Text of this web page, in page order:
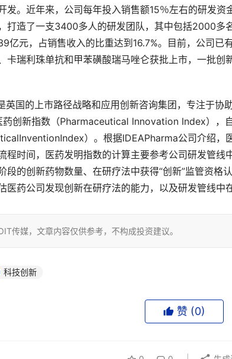
发。近年来，公司每年投入销售额15％左右的研发
打造了一支3400多人的研发团队，其中包括2000
亿元，占销售收入的比重达到16.7%。目前，公司已
卡瑞利珠单抗和甲苯磺酸瑞马唑仑获批上市，一批
英国的上市路径战略和应用创新咨询集团，专注于协
药创新指数（Pharmaceutical Innovation Index），
）。根据IDEAPharma公司介绍，
程时间，医药发明指数的计算主要参考公司研发管线
段的创新药物数量、在研疗法中获得“创新”监管资格
医药公司发现创新在研疗法的能力，以及研发管线中在
传媒，文章内容仅供参考，不构成投资建议。
科技创新
赞 (0)